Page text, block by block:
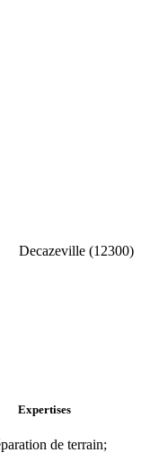
Decazeville (12300)
Expertises
de terrain;